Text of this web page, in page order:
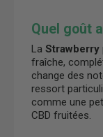
Quel goût
LaStrawberry
fraîche,
change des
ressort
comme une
CBD fruitées.